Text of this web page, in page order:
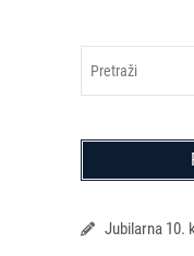
Jubilarna 10.